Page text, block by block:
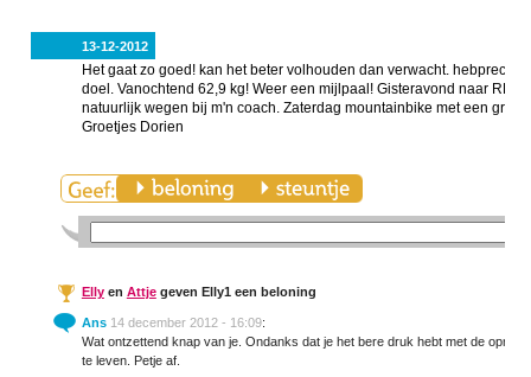
13-12-2012
Het gaat zo goed! kan het beter volhouden dan verwacht.
doel. Vanochtend 62,9 kg! Weer een mijlpaal! Gisteravond naar
natuurlijk wegen bij m'n coach. Zaterdag mountainbike met een
Groetjes Dorien
Ellyen Attjegeven Elly1 een beloning
Ans 14 december 2012 - 16:09:
Wat ontzettend knap van je. Ondanks dat je het bere druk hebt met de
te leven. Petje af.